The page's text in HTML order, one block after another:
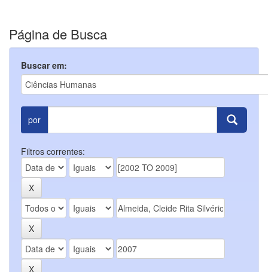
Página de Busca
Buscar em:
por
Filtros correntes: